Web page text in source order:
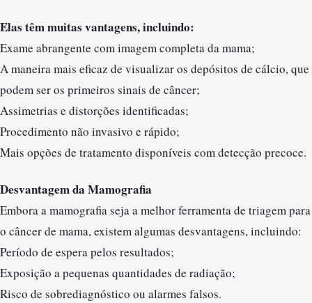
Elas têm muitas vantagens, incluindo:
Exame abrangente com imagem completa da mama;
A maneira mais eficaz de visualizar os depósitos de cálcio, que
podem ser os primeiros sinais de câncer;
Assimetrias e distorções identificadas;
Procedimento não invasivo e rápido;
Mais opções de tratamento disponíveis com detecção precoce.
Desvantagem da Mamografia
Embora a mamografia seja a melhor ferramenta de triagem para
o câncer de mama, existem algumas desvantagens, incluindo:
Período de espera pelos resultados;
Exposição a pequenas quantidades de radiação;
Risco de sobrediagnóstico ou alarmes falsos.